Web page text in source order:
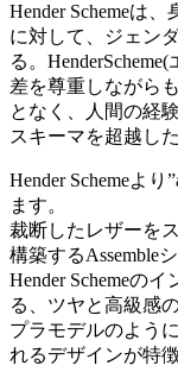
Hender Schemeは
に対して、ジェン
る。
差を尊重しながら
となく、人間の経
スキーマを超越し
Hender Schemeより
ます。
裁断したレザーを
構築するAssemble
Hender Schemeの
る、ツヤと高級感
プラモデルのよう
れるデザインが特徴